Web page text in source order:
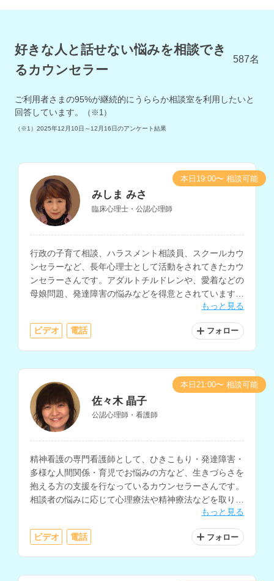
好きな人と話せない悩みを相談でき
るカウンセラー
587名
ご利用者さまの95%が継続的にうららか相談室を利用したいと
回答しています。
（※1）
（※1） 2025年12月10日～12月16日のアンケート結果
みしま みさ
臨床心理士・公認心理師
行政の子育て相談、ハラスメント相談員、スクールカウ
ンセラーなど、長年心理士として活動をされてきたカウ
ンセラーさんです。アダルトチルドレンや、愛着などの
母娘問題、発達障害の悩みなどを得意とされています。
講師経験もお持ちで心理学についての知識も深く、様々
もっと見る
ビデオ 電話 フォロー
本日19:00〜 相談可能
佐々木 晶子
公認心理師・看護師
精神看護の専門看護師として、ひきこもり・発達障害・
多様な人間関係・育児でお悩みの方など、生きづらさを
抱える方の支援を行なっているカウンセラーさんです。
相談者の悩みに応じて心理療法や精神療法などを取り入
れ、相談に乗っていただけます。看護師や医療従事者へ
の相談経験もお持ちです。
もっと見る
ビデオ 電話 フォロー
本日21:00〜 相談可能